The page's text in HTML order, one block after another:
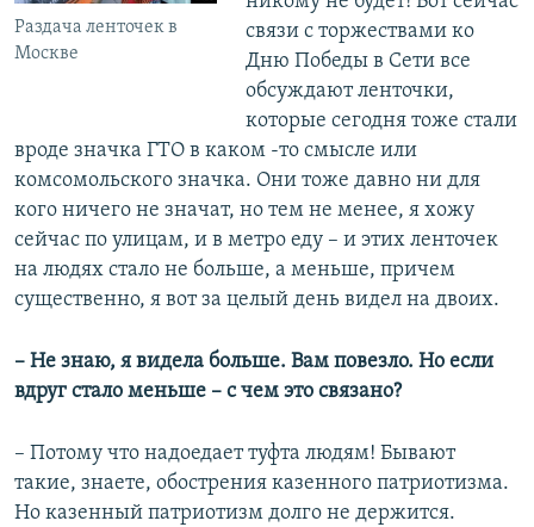
Раздача ленточек в
Москве
связи с торжествами ко
Дню Победы в Сети все
обсуждают ленточки,
которые сегодня тоже стали
вроде значка ГТО в каком -то смысле или
комсомольского значка. Они тоже давно ни для
кого ничего не значат, но тем не менее, я хожу
сейчас по улицам, и в метро еду – и этих ленточек
на людях стало не больше, а меньше, причем
существенно, я вот за целый день видел на двоих.
– Не знаю, я видела больше. Вам повезло. Но если
вдруг стало меньше – с чем это связано?
– Потому что надоедает туфта людям! Бывают
такие, знаете, обострения казенного патриотизма.
Но казенный патриотизм долго не держится.